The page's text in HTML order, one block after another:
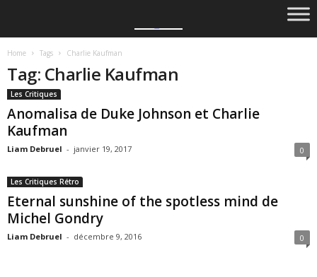
Home Tags Charlie Kaufman
Tag: Charlie Kaufman
Les Critiques
Anomalisa de Duke Johnson et Charlie
Kaufman
Liam Debruel - janvier 19, 2017 0
Les Critiques Rétro
Eternal sunshine of the spotless mind de
Michel Gondry
Liam Debruel - décembre 9, 2016 0